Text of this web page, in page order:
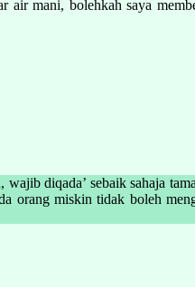
air mani, bolehkah saya
diqada’ sebaik sahaja
orang miskin tidak boleh